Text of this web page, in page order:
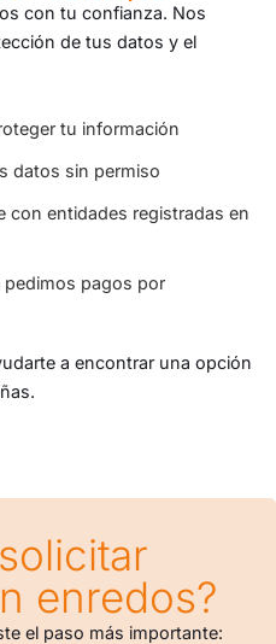
con tu confianza. Nos
de tus datos y el
tu información
datos sin permiso
con entidades registradas en
pedimos pagos por
a encontrar una opción
enredos?
el paso más importante: